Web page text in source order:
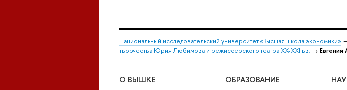
Национальный исследовательский университет «Высшая школа экономики»
творчества Юрия Любимова и режиссерского театра XX-XXI вв. → Евгения
О ВЫШКЕ ОБРАЗОВАНИЕ